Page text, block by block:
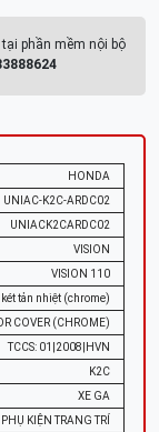
phần mềm nội bộ
HONDA
UNIAC-K2C-ARDC02
UNIACK2CARDC02
VISION
VISION 110
két tản nhiệt (chrome)
COVER (CHROME)
TCCS: 01|2008|HVN
K2C
XE GA
PHỤ KIỆN TRANG TRÍ